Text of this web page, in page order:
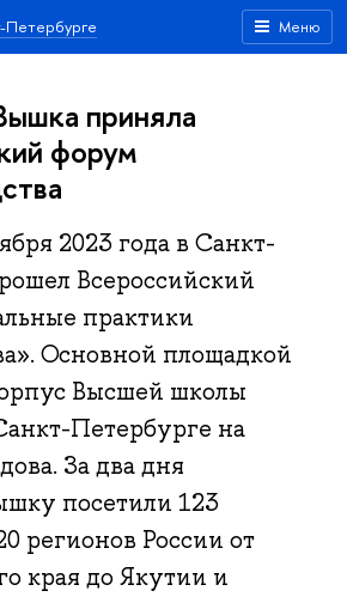
Меню
приняла
форум
2023 года в Санкт-
Всероссийский
практики
Основной площадкой
Высшей школы
Петербурге на
За два дня
посетили 123
регионов России от
края до Якутии и